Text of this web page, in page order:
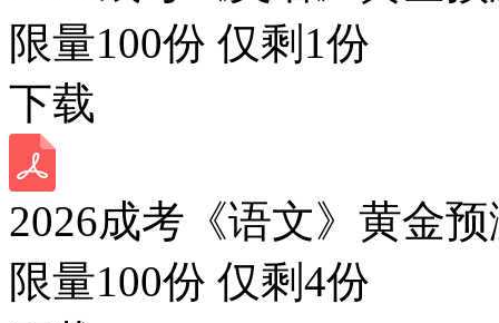
限量100份 仅剩 1份
下载
2026成考《语文》黄金
限量100份 仅剩4份